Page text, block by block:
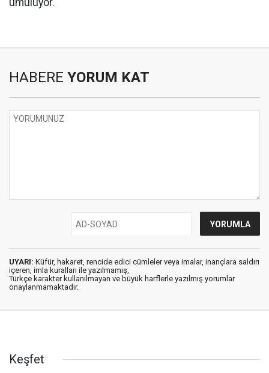
umuluyor.
HABERE YORUM KAT
UYARI: Küfür, hakaret, rencide edici cümleler veya imalar, inançlara saldırı
içeren, imla kuralları ile yazılmamış,
Türkçe karakter kullanılmayan ve büyük harflerle yazılmış yorumlar
onaylanmamaktadır.
Keşfet